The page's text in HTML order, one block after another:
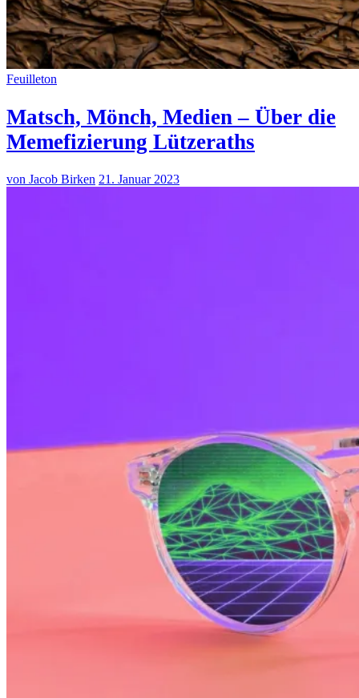
Feuilleton
Matsch, Mönch, Medien – Über die
Memefizierung Lützeraths
von Jacob Birken 21. Januar 2023